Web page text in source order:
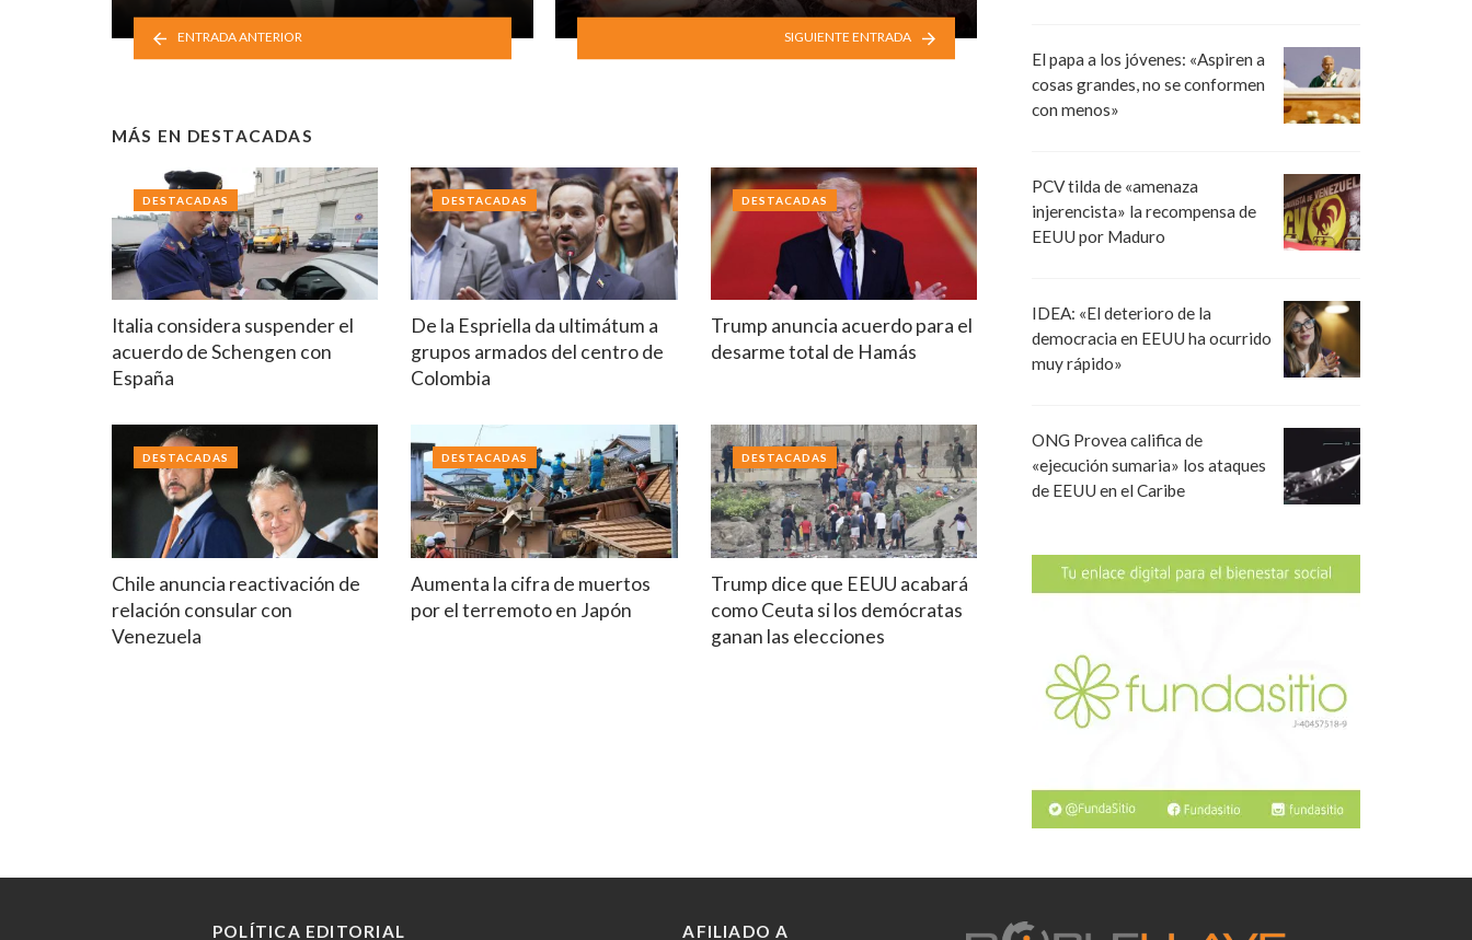
ENTRADA ANTERIOR SIGUIENTE ENTRADA
MÁS EN DESTACADAS
Italia considera suspender el
acuerdo de Schengen con
España
DESTACADAS
De la Espriella da ultimátum a
grupos armados del centro de
Colombia
DESTACADAS
Trump anuncia acuerdo para el
desarme total de Hamás
DESTACADAS
Chile anuncia reactivación de
relación consular con
Venezuela
DESTACADAS
Aumenta la cifra de muertos
por el terremoto en Japón
DESTACADAS
Trump dice que EEUU acabará
como Ceuta si los demócratas
ganan las elecciones
DESTACADAS
El papa a los jóvenes: «Aspiren a
cosas grandes, no se conformen
con menos»
PCV tilda de «amenaza
injerencista» la recompensa de
EEUU por Maduro
IDEA: «El deterioro de la
democracia en EEUU ha ocurrido
muy rápido»
ONG Provea califica de
«ejecución sumaria» los ataques
de EEUU en el Caribe
POLÍTICA EDITORIAL AFILIADO A